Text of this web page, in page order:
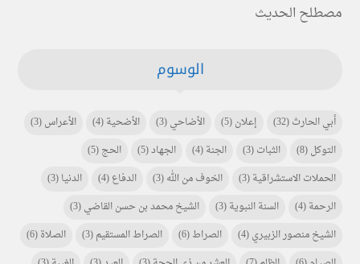
مصطلح الحديث
الوسوم
أبي الحارث(32) إعلان(5) الأضاحي(3) الأضحية(4) الأعراس(3)
التوكل(8) الثبات(3) الجنة(4) الجهاد(5) الحج(5)
الحملات الاستشراقية(3) الخوف من الله(3) الدفاع(4) الدنيا(3)
الرحمة(4) السنة النبوية(3) الشيخ محمد بن حسن القاضي(3)
الشيخ منصور الزبيري(4) الصراط(6) الصراط المستقيم(3) الصلاة(6)